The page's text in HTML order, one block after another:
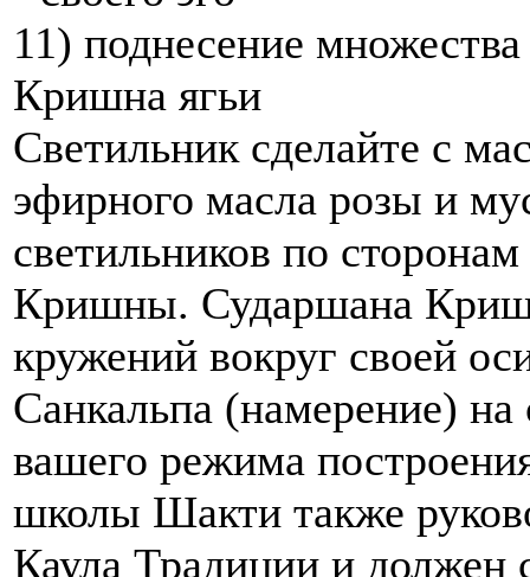
11) поднесение
Кришна ягьи
Светильник сделайте с
эфирного масла розы и
светильников по
Кришны. Сударшана
кружений вокруг своей
Санкальпа (намерение) на
вашего режима
школы Шакти также
Каула Традиции и должен